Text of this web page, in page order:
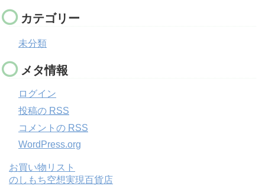
カテゴリー
未分類
メタ情報
ログイン
投稿の RSS
コメントの RSS
WordPress.org
お買い物リスト
のしもち空想実現百貨店